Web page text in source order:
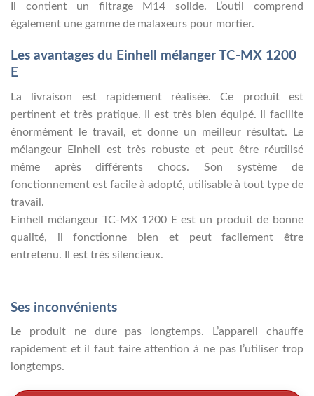
Il contient un filtrage M14 solide. L’outil comprend
également une gamme de malaxeurs pour mortier.
Les avantages du Einhell mélanger TC-MX 1200
E
La livraison est rapidement réalisée. Ce produit est
pertinent et très pratique. Il est très bien équipé. Il facilite
énormément le travail, et donne un meilleur résultat. Le
mélangeur Einhell est très robuste et peut être réutilisé
même après différents chocs. Son système de
fonctionnement est facile à adopté, utilisable à tout type de
travail.
Einhell mélangeur TC-MX 1200 E est un produit de bonne
qualité, il fonctionne bien et peut facilement être
entretenu. Il est très silencieux.
Ses inconvénients
Le produit ne dure pas longtemps. L’appareil chauffe
rapidement et il faut faire attention à ne pas l’utiliser trop
longtemps.